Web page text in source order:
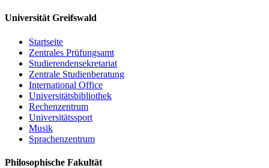
Universität Greifswald
Startseite
Zentrales Prüfungsamt
Studierendensekretariat
Zentrale Studienberatung
International Office
Universitätsbibliothek
Rechenzentrum
Universitätssport
Musik
Sprachenzentrum
Philosophische Fakultät